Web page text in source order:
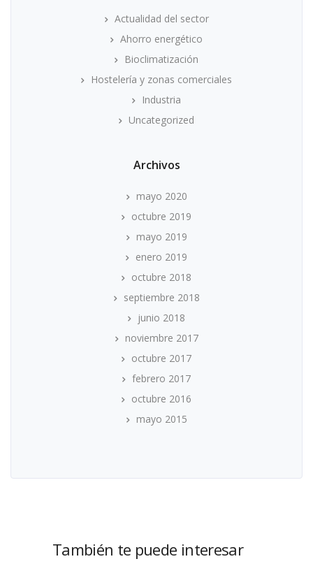
Actualidad del sector
Ahorro energético
Bioclimatización
Hostelería y zonas comerciales
Industria
Uncategorized
Archivos
mayo 2020
octubre 2019
mayo 2019
enero 2019
octubre 2018
septiembre 2018
junio 2018
noviembre 2017
octubre 2017
febrero 2017
octubre 2016
mayo 2015
También te puede interesar